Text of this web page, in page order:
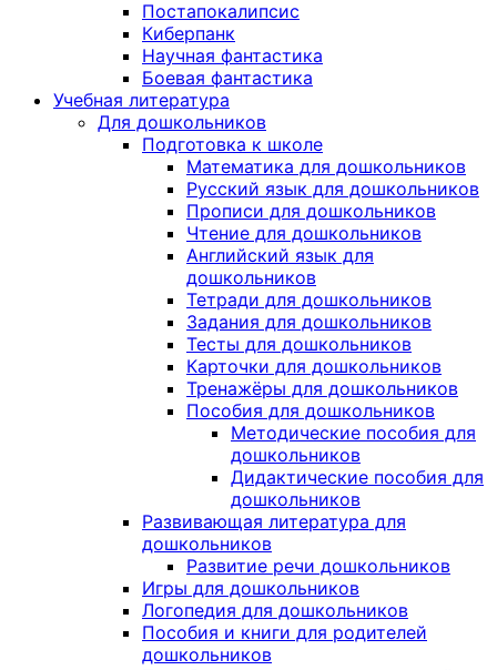
Постапокалипсис
Киберпанк
Научная фантастика
Боевая фантастика
Учебная литература
Для дошкольников
Подготовка к школе
Математика для дошкольников
Русский язык для дошкольников
Прописи для дошкольников
Чтение для дошкольников
Английский язык для
дошкольников
Тетради для дошкольников
Задания для дошкольников
Тесты для дошкольников
Карточки для дошкольников
Тренажёры для дошкольников
Пособия для дошкольников
Методические пособия для
дошкольников
Дидактические пособия для
дошкольников
Развивающая литература для
дошкольников
Развитие речи дошкольников
Игры для дошкольников
Логопедия для дошкольников
Пособия и книги для родителей
дошкольников